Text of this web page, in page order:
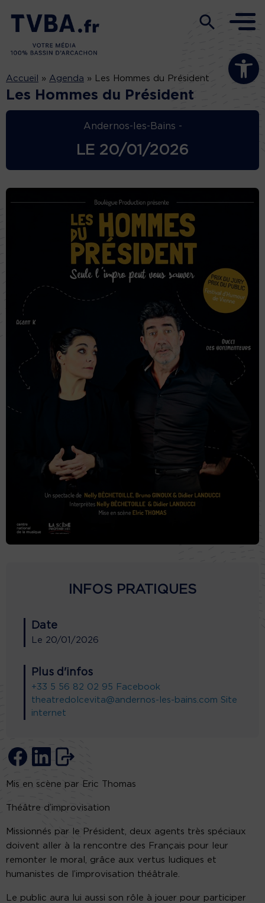
Ouvrir la
Accueil » Agenda » Les Hommes du Président
Les Hommes du Président
Andernos-les-Bains -
LE 20/01/2026
INFOS PRATIQUES
Date
Le 20/01/2026
Plus d'infos
+33 5 56 82 02 95 Facebook
theatredolcevita@andernos-les-bains.com Site
internet
Mis en scène par Eric Thomas
Théâtre d’improvisation
Missionnés par le Président, deux agents très spéciaux
doivent aller à la rencontre des Français pour leur
remonter le moral, grâce aux vertus ludiques et
humanistes de l’improvisation théâtrale.
Le public aura lui aussi son rôle à jouer pour participer